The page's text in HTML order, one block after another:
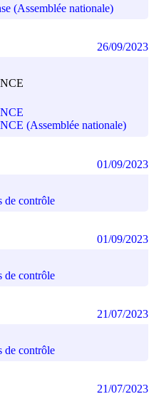
(Assemblée nationale)
(Assemblée nationale)
26/09/2023
de contrôle
01/09/2023
de contrôle
01/09/2023
de contrôle
21/07/2023
21/07/2023